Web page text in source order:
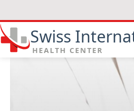
Swiss
HEALTH CENTER